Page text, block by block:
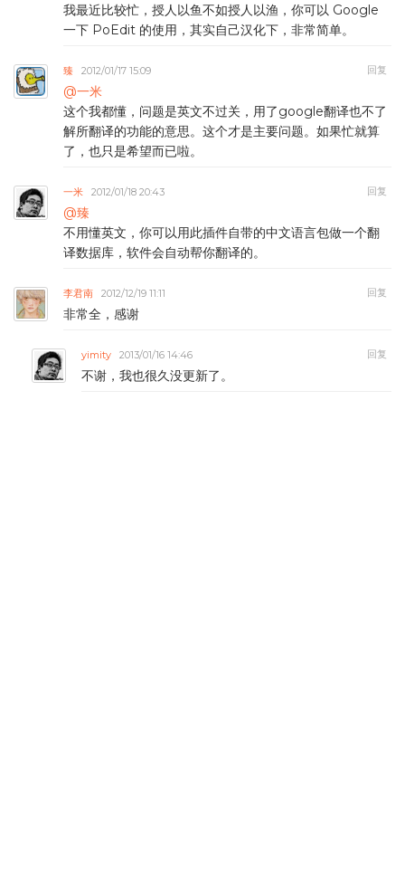
我最近比较忙，授人以鱼不如授人以渔，你可以 Google
一下 PoEdit 的使用，其实自己汉化下，非常简单。
臻 2012/01/17 15:09 回复
@一米
这个我都懂，问题是英文不过关，用了google翻译也不了
解所翻译的功能的意思。这个才是主要问题。如果忙就算
了，也只是希望而已啦。
一米 2012/01/18 20:43 回复
@臻
不用懂英文，你可以用此插件自带的中文语言包做一个翻
译数据库，软件会自动帮你翻译的。
李君南 2012/12/19 11:11 回复
非常全，感谢
yimity 2013/01/16 14:46 回复
不谢，我也很久没更新了。